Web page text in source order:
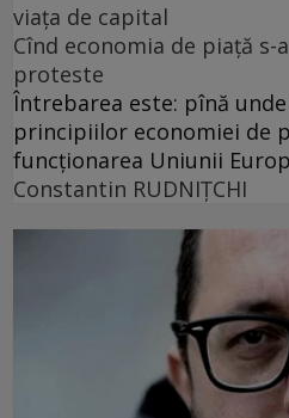
viața de capital
Cînd economia de piață
proteste
Întrebarea este: pînă
principiilor economiei de
funcționarea Uniunii
Constantin RUDNIŢCHI